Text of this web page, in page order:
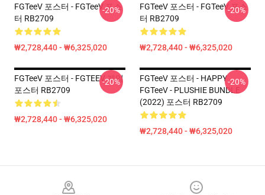
FGTeeV 포스터 - FGTeeV 포스
터 RB2709
₩2,728,440 - ₩6,325,020
-20%
FGTeeV 포스터 - FGTeeV 포스
터 RB2709
₩2,728,440 - ₩6,325,020
-20%
FGTeeV 포스터 - FGTEEV 게임
포스터 RB2709
₩2,728,440 - ₩6,325,020
-20%
FGTeeV 포스터 - HAPPY
FGTeeV - PLUSHIE BUNDLE
(2022) 포스터 RB2709
₩2,728,440 - ₩6,325,020
-20%